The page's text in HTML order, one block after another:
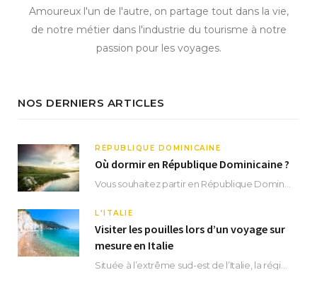
Amoureux l'un de l'autre, on partage tout dans la vie,
de notre métier dans l'industrie du tourisme à notre
passion pour les voyages.
NOS DERNIERS ARTICLES
RÉPUBLIQUE DOMINICAINE
Où dormir en République Dominicaine ?
L'ITALIE
Visiter les pouilles lors d’un voyage sur
mesure en Italie